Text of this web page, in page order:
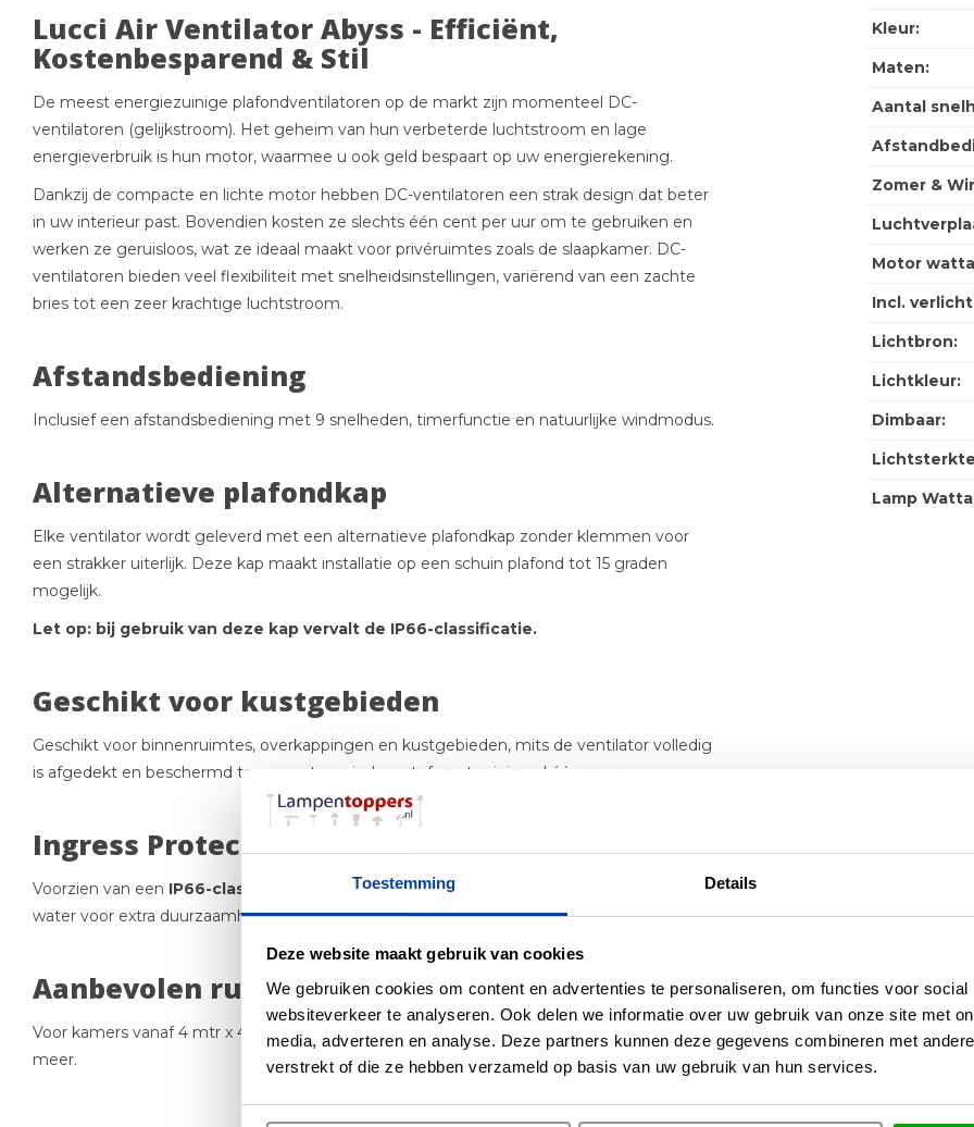
Toestemming Details
Deze website maakt gebruik van cookies
We gebruiken cookies om content en advertenties te personaliseren, om functies voor
websiteverkeer te analyseren. Ook delen we informatie over uw gebruik van onze site met
media, adverteren en analyse. Deze partners kunnen deze gegevens combineren met
verstrekt of die ze hebben verzameld op basis van uw gebruik van hun services.
Lucci Air Ventilator Abyss - Efficiënt,
Kostenbesparend & Stil
De meest energiezuinige plafondventilatoren op de markt zijn momenteel DC-
ventilatoren (gelijkstroom). Het geheim van hun verbeterde luchtstroom en lage
energieverbruik is hun motor, waarmee u ook geld bespaart op uw energierekening.
Dankzij de compacte en lichte motor hebben DC-ventilatoren een strak design dat beter
in uw interieur past. Bovendien kosten ze slechts één cent per uur om te gebruiken en
werken ze geruisloos, wat ze ideaal maakt voor privéruimtes zoals de slaapkamer. DC-
ventilatoren bieden veel flexibiliteit met snelheidsinstellingen, variërend van een zachte
bries tot een zeer krachtige luchtstroom.
Afstandsbediening
Inclusief een afstandsbediening met 9 snelheden, timerfunctie en natuurlijke windmodus.
Alternatieve plafondkap
Elke ventilator wordt geleverd met een alternatieve plafondkap zonder klemmen voor
een strakker uiterlijk. Deze kap maakt installatie op een schuin plafond tot 15 graden
mogelijk.
Let op: bij gebruik van deze kap vervalt de IP66-classificatie.
Geschikt voor kustgebieden
Geschikt voor binnenruimtes, overkappingen en kustgebieden, mits de ventilator volledig
is afgedekt en beschermd tegen water, wind en stof, met minimaal één muur.
Ingress Protection (IP)-classificatie
Voorzien van een IP66-classificatie
, wat uitstekende bescherming biedt tegen stof en
water voor extra duurzaamheid in veeleisende omgevingen.
Aanbevolen ruimtegrootte
Voor kamers vanaf 4 mtr x 4 mtr of groter raden we deze ventilator aan van Ø 142 cm of
meer.
Kleur:
Maten:
Aantal
Zomer &
Motor
Incl.
Lichtbron:
Lichtkleur:
Dimbaar:
Lamp